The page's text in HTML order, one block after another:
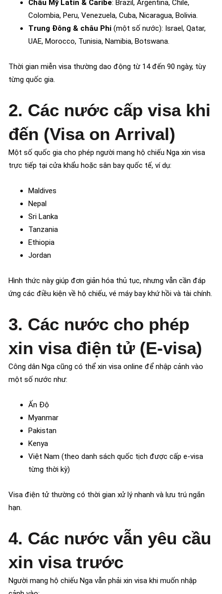
Châu Mỹ Latin & Caribe: Brazil, Argentina, Chile,
Colombia, Peru, Venezuela, Cuba, Nicaragua, Bolivia.
Trung Đông & châu Phi (một số nước): Israel, Qatar,
UAE, Morocco, Tunisia, Namibia, Botswana.
Thời gian miễn visa thường dao động từ 14 đến 90 ngày, tùy
từng quốc gia.
2. Các nước cấp visa khi
đến (Visa on Arrival)
Một số quốc gia cho phép người mang hộ chiếu Nga xin visa
trực tiếp tại cửa khẩu hoặc sân bay quốc tế, ví dụ:
Maldives
Nepal
Sri Lanka
Tanzania
Ethiopia
Jordan
Hình thức này giúp đơn giản hóa thủ tục, nhưng vẫn cần đáp
ứng các điều kiện về hộ chiếu, vé máy bay khứ hồi và tài chính.
3. Các nước cho phép
xin visa điện tử (E-visa)
Công dân Nga cũng có thể xin visa online để nhập cảnh vào
một số nước như:
Ấn Độ
Myanmar
Pakistan
Kenya
Việt Nam (theo danh sách quốc tịch được cấp e-visa
từng thời kỳ)
Visa điện tử thường có thời gian xử lý nhanh và lưu trú ngắn
hạn.
4. Các nước vẫn yêu cầu
xin visa trước
Người mang hộ chiếu Nga vẫn phải xin visa khi muốn nhập